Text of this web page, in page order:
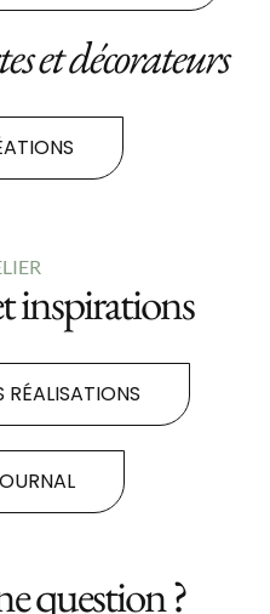
et décorateurs
inspirations
RÉALISATIONS
question ?